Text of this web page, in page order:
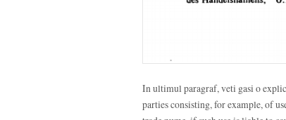
In ultimul paragraf, veti gasi o
parties consisting, for example, of